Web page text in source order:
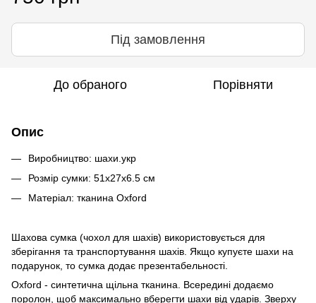
Під замовлення
До обраного Порівняти
Опис
Виробництво: шахи.укр
Розмір сумки: 51х27х6.5 cм
Матеріал: тканина Oxford
Шахова сумка (чохол для шахів) використовується для
зберігання та транспортування шахів. Якщо купуєте шахи на
подарунок, то сумка додає презентабельності.
Oxford - синтетична щільна тканина. Всередині додаємо
поролон, щоб максимально вберегти шахи від ударів. Зверху